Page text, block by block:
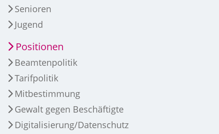
Senioren
Jugend
Positionen
Beamtenpolitik
Tarifpolitik
Mitbestimmung
Gewalt gegen Beschäftigte
Digitalisierung/Datenschutz